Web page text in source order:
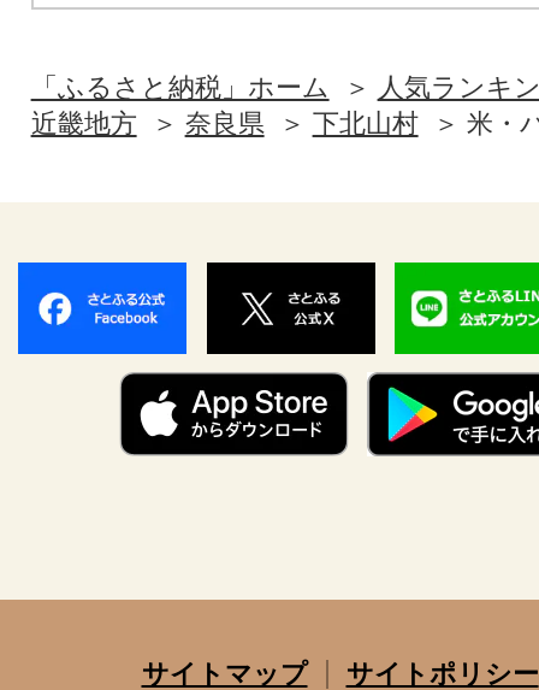
「ふるさと納税」ホーム
人気ランキ
近畿地方
奈良県 下北山村 米・
サイトマップ
サイトポリシー